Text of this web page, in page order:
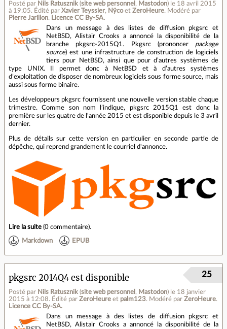
Posté par Nils Ratusznik (site web personnel , Mastodon) le 18 avril 2015
à 19:05. Édité par Xavier Teyssier, Nÿcoet ZeroHeure. Modéré par
Pierre Jarillon. Licence CC By‑SA.
Dans un message à des listes de diffusion pkgsrc et
NetBSD, Alistair Crooks a annoncé la disponibilité de la
branche pkgsrc-2015Q1. Pkgsrc (prononcer package
source) est une infrastructure de construction de logiciels
tiers pour NetBSD, ainsi que pour d’autres systèmes de
type UNIX. Il permet donc à NetBSD et à d’autres systèmes
d’exploitation de disposer de nombreux logiciels sous forme source, mais
aussi sous forme binaire.
Les développeurs pkgsrc fournissent une nouvelle version stable chaque
trimestre. Comme son nom l’indique, pkgsrc 2015Q1 est donc la
première sur les quatre de l'année 2015 et est disponible depuis le 3 avril
dernier.
Plus de détails sur cette version en particulier en seconde partie de
dépêche, qui reprend grandement le courriel d'annonce.
Lire la suite (0 commentaire).
Markdown EPUB
pkgsrc 2014Q4 est disponible
Posté par Nils Ratusznik (site web personnel , Mastodon) le 18 janvier
2015 à 12:08. Édité par ZeroHeure et palm123. Modéré par ZeroHeure.
Licence CC By‑SA.
25
Dans un message à des listes de diffusion pkgsrc et
NetBSD, Alistair Crooks a annoncé la disponibilité de la